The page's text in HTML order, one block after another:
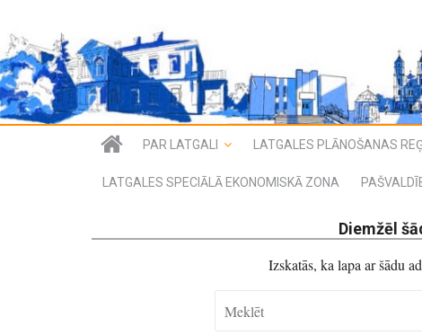
PAR LATGALI LATGALES PLĀNOŠANAS
LATGALES SPECIĀLĀ EKONOMISKĀ ZONA
Diemžēl
Izskatās, ka lapa ar šādu